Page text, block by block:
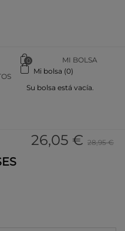
0
MI BOLSA
Mi bolsa (0)
Su bolsa está vacía.
26,05 € 28,95 €